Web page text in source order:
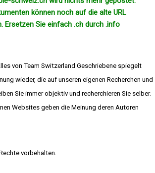
können noch auf die alte URL
Ersetzen Sie einfach .ch durch .info
von Team Switzerland Geschriebene spiegelt
wieder, die auf unseren eigenen Recherchen und
Sie immer objektiv und recherchieren Sie selber.
Websites geben die Meinung deren Autoren
vorbehalten.